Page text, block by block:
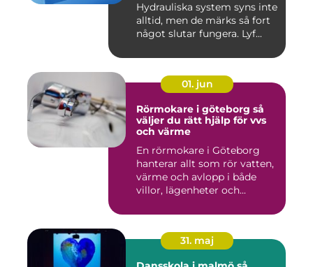
Hydrauliska system syns inte
alltid, men de märks så fort
något slutar fungera. Lyf...
01. jun
Rörmokare i göteborg så
väljer du rätt hjälp för vvs
och värme
En rörmokare i Göteborg
hanterar allt som rör vatten,
värme och avlopp i både
villor, lägenheter och...
31. maj